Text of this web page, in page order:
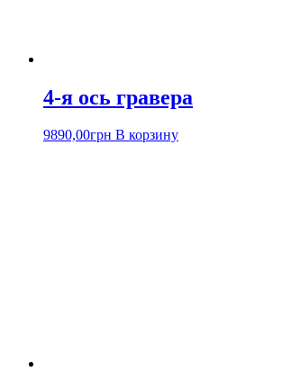
4-я ось гравера
9890,00грн В корзину